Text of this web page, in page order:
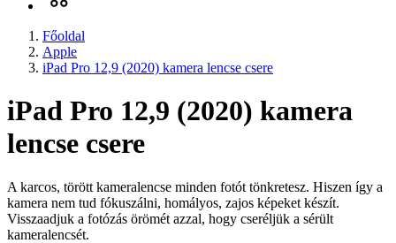
Főoldal
Apple
iPad Pro 12,9 (2020) kamera lencse csere
iPad Pro 12,9 (2020) kamera
lencse csere
A karcos, törött kameralencse minden fotót tönkretesz. Hiszen így a
kamera nem tud fókuszálni, homályos, zajos képeket készít.
Visszaadjuk a fotózás örömét azzal, hogy cseréljük a sérült
kameralencsét.